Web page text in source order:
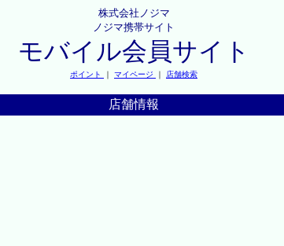
株式会社ノジマ
ノジマ携帯サイト
モバイル会員サイト
ポイント ｜ マイページ ｜ 店舗検索
店舗情報